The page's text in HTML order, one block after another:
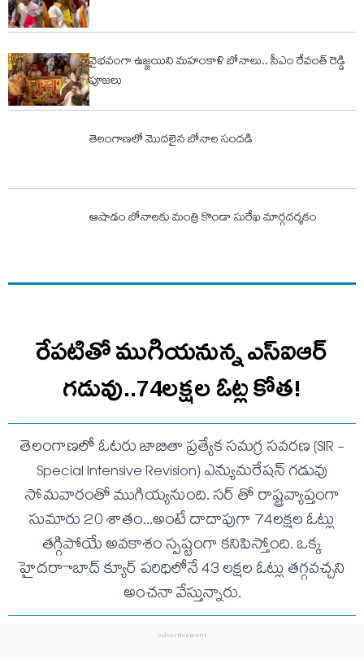
వైభవంగా ఉజ్జయిని మహంకాళి బోనాలు.. సీఎం రేవంత్ రెడ్డి
పూజలు
తెలంగాణలో మొదలైన బోనాల సందడి
ఆషాడం బోనాలకు మంత్రి కొండా సురేఖ మార్గదర్శకం
రేపటితో ముగియనున్న ఎస్‌ఐఆర్
గడువు..74లక్షల ఓట్ల కోత!
తెలంగాణలో ఓటరు జాబితా ప్రత్యేక సమగ్ర సవరణ (SIR -
Special Intensive Revision) ఎన్యుమరేషన్ గడువు
సోమవారంతో ముగియ్యనుంది. సర్ తో రాష్ట్రవ్యాప్తంగా
సుమారు 20 శాతం...అంటే దాదాపుగా 74లక్షల ఓట్లు
తగ్గిపోయే అవకాశం స్పష్టంగా కనిపిస్తోంది. ఒక్క
హైదరాాబాద్ క్యూర్ పరిధిలోనే 43 లక్షల ఓట్లు తగ్గవచ్చని
అంచనా వేస్తున్నారు.